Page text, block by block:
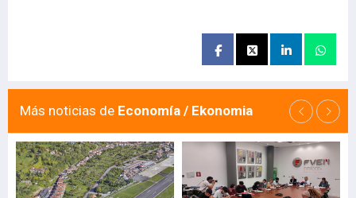
Más noticias de Economía / Ekonomia